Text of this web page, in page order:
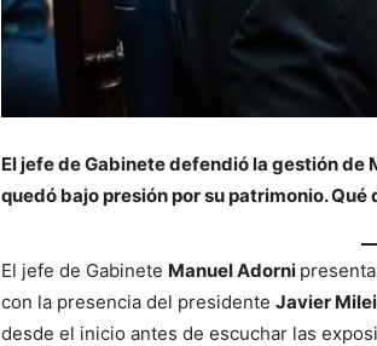
El jefe de Gabinete defendió la gestión
quedó bajo presión por su patrimonio. Qué
El jefe de Gabinete Manuel Adorni
con la presencia del presidente Javier
desde el inicio antes de escuchar las